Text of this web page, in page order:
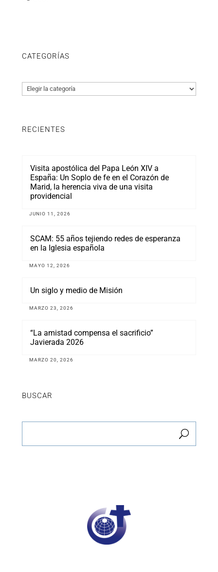
CATEGORÍAS
Categorías
RECIENTES
Visita apostólica del Papa León XIV a
España: Un Soplo de fe en el Corazón de
Marid, la herencia viva de una visita
providencial
JUNIO 11, 2026
SCAM: 55 años tejiendo redes de esperanza
en la Iglesia española
MAYO 12, 2026
Un siglo y medio de Misión
MARZO 23, 2026
“La amistad compensa el sacrificio”
Javierada 2026
MARZO 20, 2026
BUSCAR